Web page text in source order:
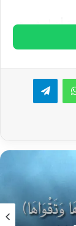
أن له في هذه
يوم خروجه طفلاً
ويرحل عنها،
وأنها من قبل
الذي خلقها
نهايتها، إذ أن
وعندها
تطمع في البقاء
حياة طيبةً
فوزاً عظيماً،
ولذلك قال
واتساب تيلقرام